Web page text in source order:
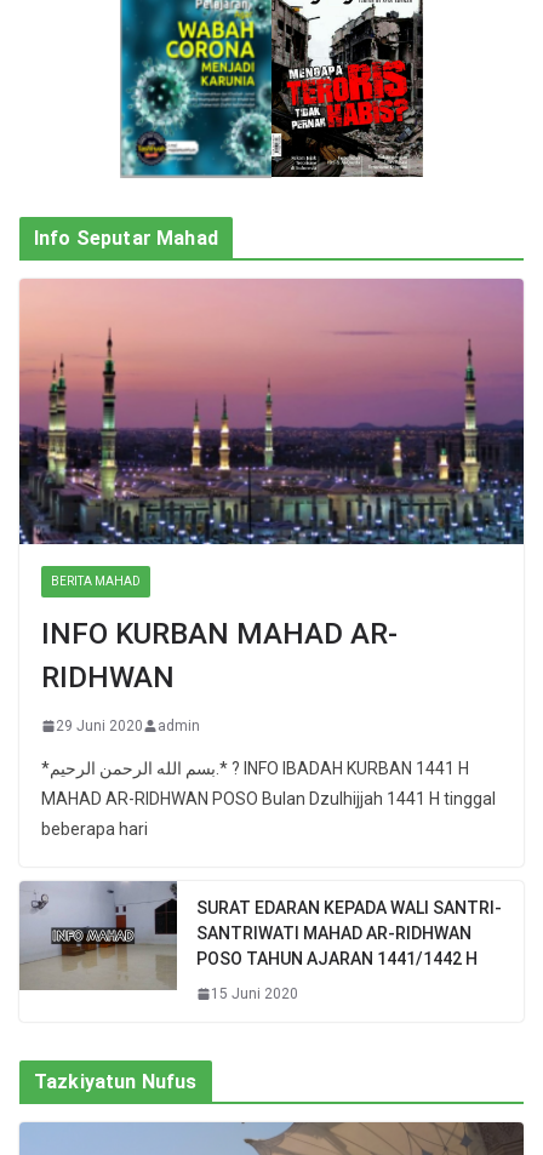
Info Seputar Mahad
BERITA MAHAD
INFO KURBAN MAHAD AR-
RIDHWAN
29 Juni 2020 admin
*بسم الله الرحمن الرحيم.* ? INFO IBADAH KURBAN 1441 H
MAHAD AR-RIDHWAN POSO Bulan Dzulhijjah 1441 H tinggal
beberapa hari
SURAT EDARAN KEPADA WALI SANTRI-
SANTRIWATI MAHAD AR-RIDHWAN
POSO TAHUN AJARAN 1441/1442 H
15 Juni 2020
Tazkiyatun Nufus